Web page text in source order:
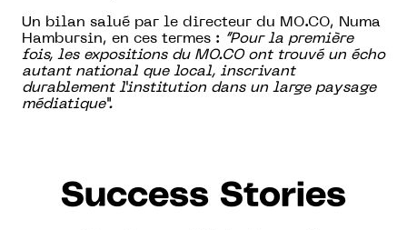
Un bilan salué par le directeur du MO.CO, Numa
Hambursin, en ces termes : “Pour la première
fois, les expositions du MO.CO ont trouvé un écho
autant national que local, inscrivant
durablement l’institution dans un large paysage
médiatique”.
Success Stories